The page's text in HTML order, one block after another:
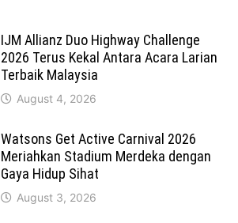
IJM Allianz Duo Highway Challenge
2026 Terus Kekal Antara Acara Larian
Terbaik Malaysia
August 4, 2026
Watsons Get Active Carnival 2026
Meriahkan Stadium Merdeka dengan
Gaya Hidup Sihat
August 3, 2026